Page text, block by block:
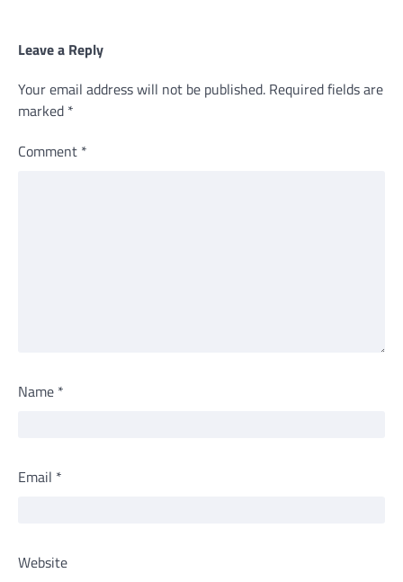
Leave a Reply
Your email address will not be published. Required fields are
marked *
Comment *
Name *
Email *
Website